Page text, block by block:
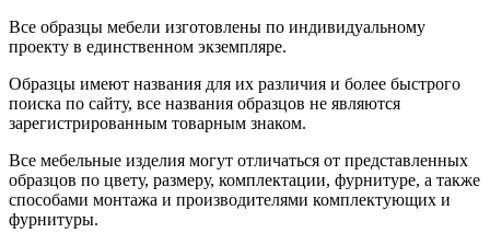
Все образцы мебели изготовлены по индивидуальному
проекту в единственном экземпляре.
Образцы имеют названия для их различия и более быстрого
поиска по сайту, все названия образцов не являются
зарегистрированным товарным знаком.
Все мебельные изделия могут отличаться от представленных
образцов по цвету, размеру, комплектации, фурнитуре, а также
способами монтажа и производителями комплектующих и
фурнитуры.